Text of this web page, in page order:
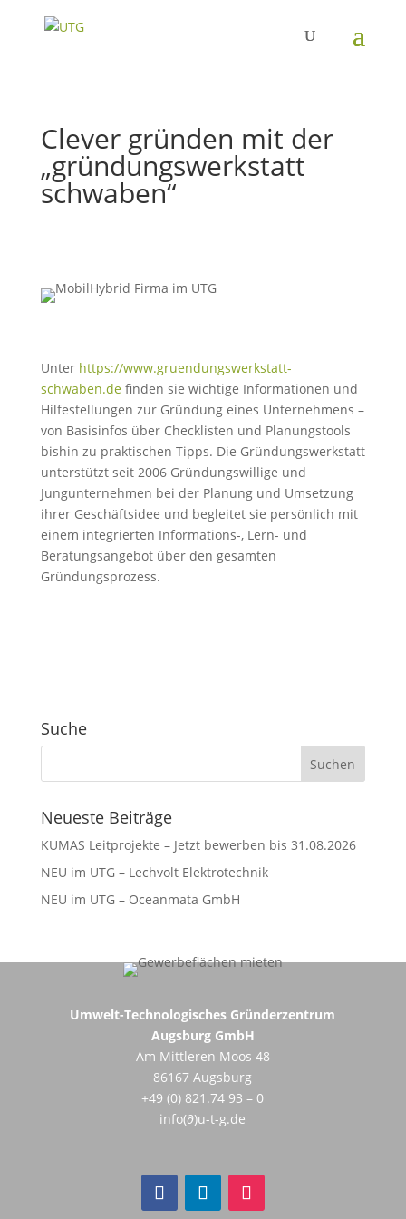
Clever gründen mit der
„gründungswerkstatt
schwaben“
Unter https://www.gruendungswerkstatt-
schwaben.de finden sie wichtige Informationen und
Hilfestellungen zur Gründung eines Unternehmens –
von Basisinfos über Checklisten und Planungstools
bishin zu praktischen Tipps. Die Gründungswerkstatt
unterstützt seit 2006 Gründungswillige und
Jungunternehmen bei der Planung und Umsetzung
ihrer Geschäftsidee und begleitet sie persönlich mit
einem integrierten Informations-, Lern- und
Beratungsangebot über den gesamten
Gründungsprozess.
Suche
Neueste Beiträge
KUMAS Leitprojekte – Jetzt bewerben bis 31.08.2026
NEU im UTG – Lechvolt Elektrotechnik
NEU im UTG – Oceanmata GmbH
Umwelt-Technologisches Gründerzentrum
Augsburg GmbH
Am Mittleren Moos 48
86167 Augsburg
+49 (0) 821.74 93 – 0
info(∂)u-t-g.de